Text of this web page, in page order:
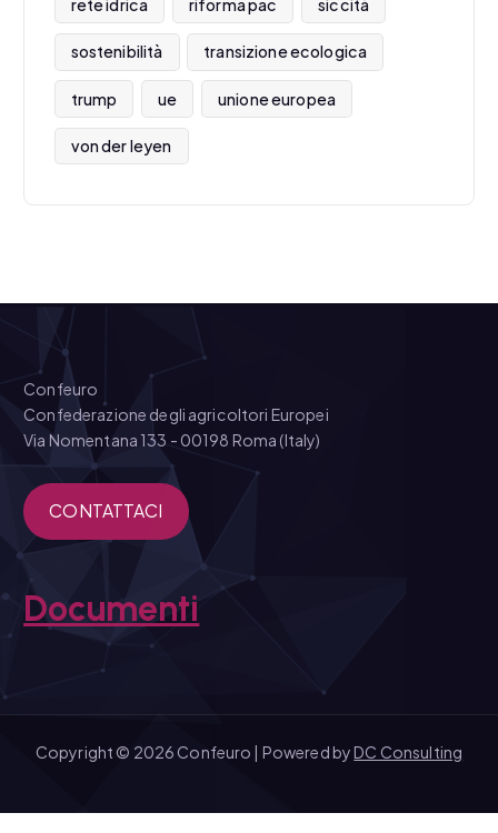
rete idrica riforma pac siccità
sostenibilità transizione ecologica
trump ue unione europea
von der leyen
Confeuro
Confederazione degli agricoltori Europei
Via Nomentana 133 - 00198 Roma (Italy)
CONTATTACI
Documenti
Copyright © 2026 Confeuro | Powered byDC Consulting